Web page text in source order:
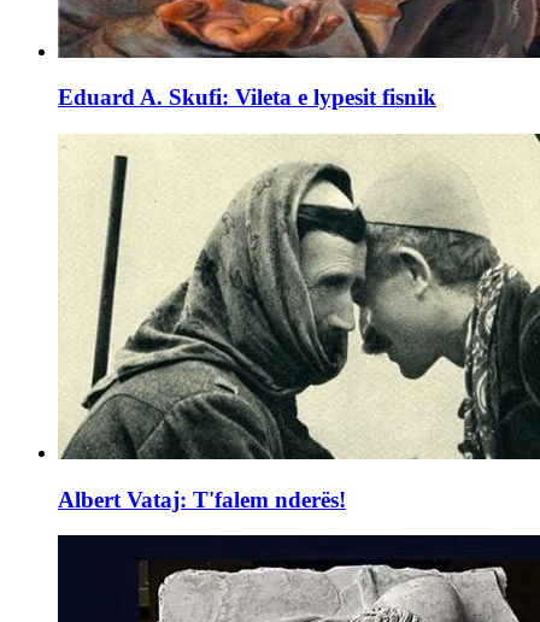
Eduard A. Skufi: Vileta e lypesit fisnik
Albert Vataj: T'falem nderës!